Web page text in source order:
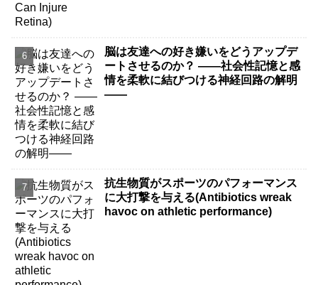
脳は友達への好き嫌いをどうアップデ
ートさせるのか？ ――社会性記憶と感
情を柔軟に結びつける神経回路の解明
――
抗生物質がスポーツのパフォーマンス
に大打撃を与える(Antibiotics wreak
havoc on athletic performance)